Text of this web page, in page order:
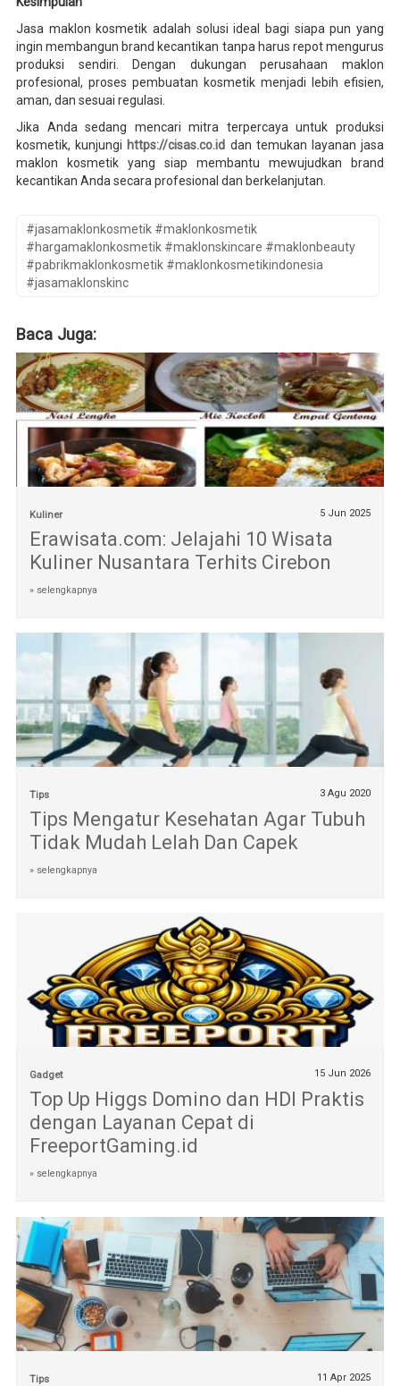
Jasa maklon kosmetik adalah solusi ideal bagi siapa pun yang
ingin membangun brand kecantikan tanpa harus repot mengurus
produksi sendiri. Dengan dukungan perusahaan maklon
profesional, proses pembuatan kosmetik menjadi lebih efisien,
aman, dan sesuai regulasi.
Jika Anda sedang mencari mitra terpercaya untuk produksi
kosmetik, kunjungi https://cisas.co.id dan temukan layanan jasa
maklon kosmetik yang siap membantu mewujudkan brand
kecantikan Anda secara profesional dan berkelanjutan.
#jasamaklonkosmetik #maklonkosmetik
#hargamaklonkosmetik #maklonskincare #maklonbeauty
#pabrikmaklonkosmetik #maklonkosmetikindonesia
#jasamaklonskinc
Baca Juga:
Kuliner 5 Jun 2025
Erawisata.com: Jelajahi 10 Wisata
Kuliner Nusantara Terhits Cirebon
» selengkapnya
Tips 3 Agu 2020
Tips Mengatur Kesehatan Agar Tubuh
Tidak Mudah Lelah Dan Capek
» selengkapnya
Gadget 15 Jun 2026
Top Up Higgs Domino dan HDI Praktis
dengan Layanan Cepat di
FreeportGaming.id
» selengkapnya
Tips 11 Apr 2025